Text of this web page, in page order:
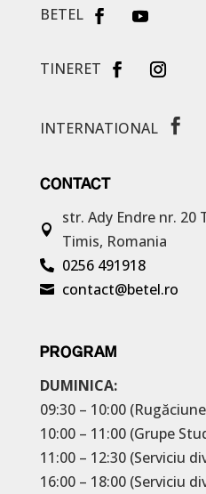
BETEL
TINERET
INTERNATIONAL 
CONTACT

str. Ady Endre nr. 20
Timis, Romania
 0256 491918
 contact@betel.ro
PROGRAM
DUMINICA:
09:30 – 10:00
10:00 – 11:00 (Grupe
11:00 – 12:30 (Serviciu
16:00 – 18:00 (Serviciu